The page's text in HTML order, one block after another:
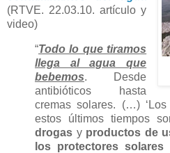
(RTVE. 22.03.10. artículo y
video)
“Todo lo que tiramos
llega al agua que
bebemos. Desde
antibióticos hasta
cremas solares. (…)
estos últimos tiempos
drogas y productos de
los protectores